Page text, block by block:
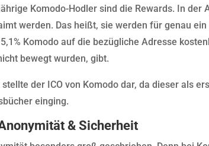
Komodo-Hodler sind die Rewards. In der
werden. Das heißt, sie werden für genau
Komodo auf die bezügliche Adresse
bewegt wurden, gibt.
der ICO von Komodo dar, da dieser als
einging.
& Sicherheit